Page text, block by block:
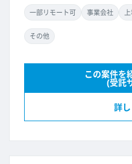
一部リモート可 事業会社
その他
詳
この案件を
(受託